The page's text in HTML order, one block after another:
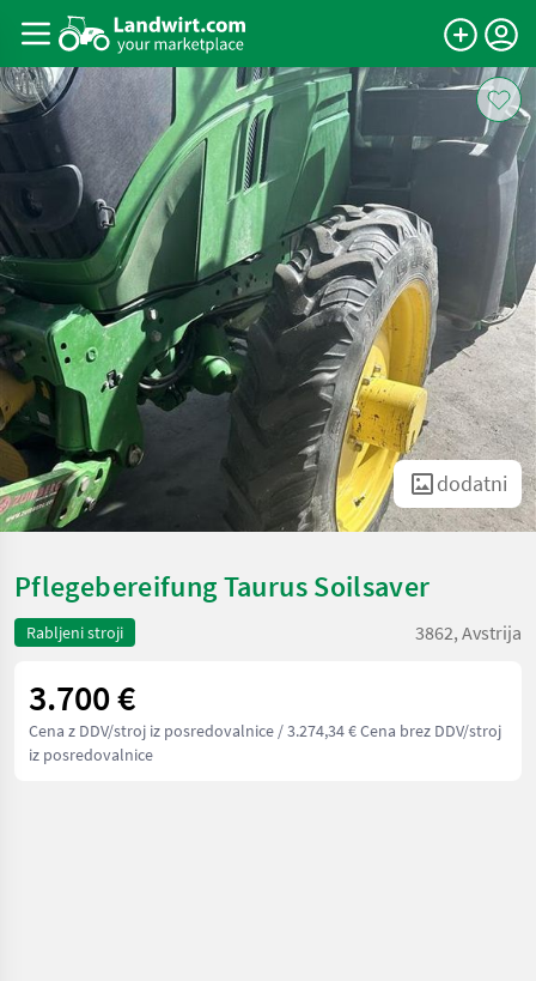
dodatni
Pflegebereifung Taurus Soilsaver
Rabljeni stroji 3862, Avstrija
3.700 €
Cena z DDV/stroj iz posredovalnice / 3.274,34 € Cena brez DDV/stroj
iz posredovalnice